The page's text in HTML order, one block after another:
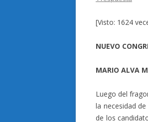
[Visto: 1624
NUEVO
MARIO ALVA
Luego del
la necesidad
de los